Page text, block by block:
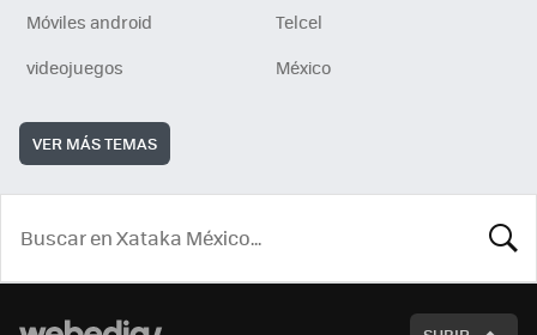
Móviles android
Telcel
videojuegos
México
VER MÁS TEMAS